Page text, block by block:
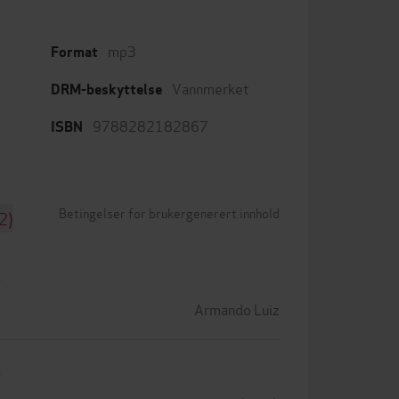
Format mp3
DRM-beskyttelse Vannmerket
ISBN 9788282182867
Betingelser for brukergenerert innhold
Armando Luiz